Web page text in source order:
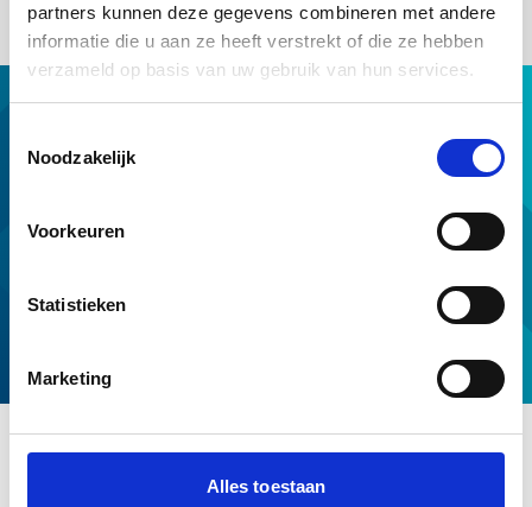
partners kunnen deze gegevens combineren met andere
informatie die u aan ze heeft verstrekt of die ze hebben
verzameld op basis van uw gebruik van hun services.
Noodzakelijk
Voorkeuren
Statistieken
Marketing
Alles toestaan
Hypotheek met NHG
Hulp van NHG
Professionals